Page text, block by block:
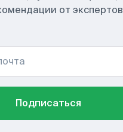
от экспертов
Подписаться